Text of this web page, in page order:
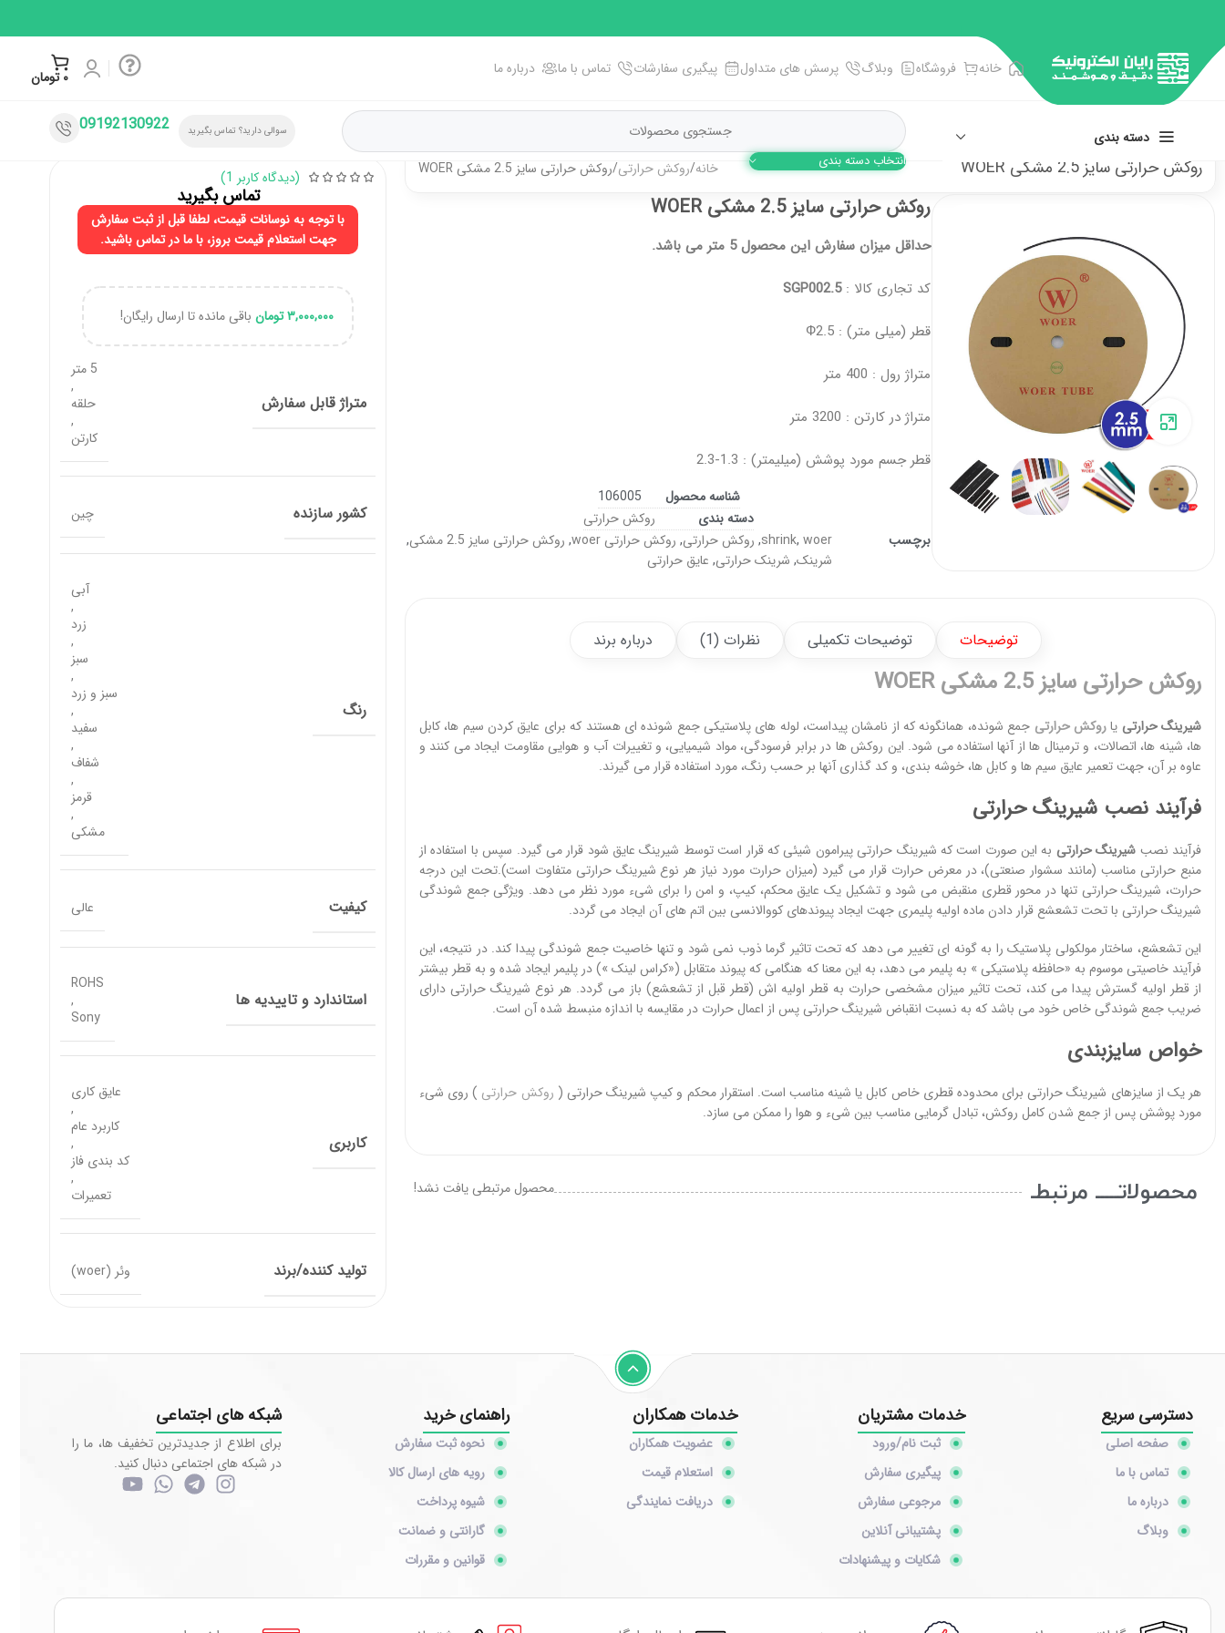
خانه فروشگاه وبلاگ پرسش های متداول پیگیری سفارشات تماس با ما درباره ما ۰ تومان
دسته بندی
پیچ گوشتی ها
تجهیزات اندازه گیری
سوکت و سرسیم زن
فرز و فرچه سیمی
انتخاب دسته بندی
سوالی دارید؟ تماس بگیرید 09192130922
روکش حرارتی سایز 2.5 مشکی WOER خانه روکش حرارتی روکش حرارتی سایز 2.5 مشکی WOER
برای بزرگنمایی کلیک کنید
روکش حرارتی سایز 2.5 مشکی WOER
حداقل میزان سفارش این محصول 5 متر می باشد.
کد تجاری کالا :SGP002.5
قطر (میلی متر) : Ф2.5
متراژ رول : 400 متر
متراژ در کارتن : 3200 متر
قطر جسم مورد پوشش (میلیمتر) : 1.3-2.3
شناسه محصول
106005
دسته بندی
روکش حرارتی
برچسب
shrink,woer
, روکش حرارتی, روکش حرارتی woer , روکش حرارتی سایز 2.5 مشکی
,
شرینک, شرینک حرارتی, عایق حرارتی
توضیحات توضیحات تکمیلی نظرات (1) درباره برند
روکش حرارتی سایز 2.5 مشکی WOER
شیرینگ حرارتی یاروکش حرارتی جمع شونده، همانگونه که از نامشان پیداست، لوله های پلاستیکی جمع شونده ای هستند که برای عایق کردن سیم ها، کابل
ها، شینه ها، اتصالات، و ترمینال ها از آنها استفاده می شود. این روکش ها در برابر فرسودگی، مواد شیمیایی، و تغییرات آب و هوایی مقاومت ایجاد می کنند و
عاوه بر آن، جهت تعمیر عایق سیم ها و کابل ها، خوشه بندی، و کد گذاری آنها بر حسب رنگ، مورد استفاده قرار می گیرند.
فرآیند نصب شیرینگ حرارتی
فرآیند نصب شیرینگ حرارتی به این صورت است که شیرینگ حرارتی پیرامون شیئی که قرار است توسط شیرینگ عایق شود قرار می گیرد. سپس با استفاده از
منبع حرارتی مناسب (مانند سشوار صنعتی)، در معرض حرارت قرار می گیرد (میزان حرارت مورد نیاز هر نوع شیرینگ حرارتی متفاوت است).تحت این درجه
حرارت، شیرینگ حرارتی تنها در محور قطری منقبض می شود و تشکیل یک عایق محکم، کیپ، و امن را برای شیء مورد نظر می دهد. ویژگی جمع شوندگی
شیرینگ حرارتی با تحت تشعشع قرار دادن ماده اولیه پلیمری جهت ایجاد پیوندهای کووالانسی بین اتم های آن ایجاد می گردد.
این تشعشع، ساختار مولکولی پلاستیک را به گونه ای تغییر می دهد که تحت تاثیر گرما ذوب نمی شود و تنها خاصیت جمع شوندگی پیدا کند. در نتیجه، این
فرآیند خاصیتی موسوم به «حافظه پلاستیکی » به پلیمر می دهد، به این معنا که هنگامی که پیوند متقابل («کراس لینک ») در پلیمر ایجاد شده و به قطر بیشتر
از قطر اولیه گسترش پیدا می کند، تحت تاثیر میزان مشخصی حرارت به قطر اولیه اش (قطر قبل از تشعشع) باز می گردد. هر نوع شیرینگ حرارتی دارای
ضریب جمع شوندگی خاص خود می باشد که به نسبت انقباض شیرینگ حرارتی پس از اعمال حرارت در مقایسه با اندازه منبسط شده آن است.
خواص سایزبندی
هر یک از سایزهای شیرینگ حرارتی برای محدوده قطری خاص کابل یا شینه مناسب است. استقرار محکم و کیپ شیرینگ حرارتی ( روکش حرارتی ) روی شیء
مورد پوشش پس از جمع شدن کامل روکش، تبادل گرمایی مناسب بین شیء و هوا را ممکن می سازد.
محصولاتـــــ مرتبطـ محصول مرتبطی یافت نشد!
(دیدگاه کاربر 1
)
تماس بگیرید
با توجه به نوسانات قیمت، لطفا قبل از ثبت سفارش
جهت استعلام قیمت بروز، با ما در تماس باشید.
۳,۰۰۰,۰۰۰تومان باقی مانده تا ارسال رایگان!
متراژ قابل سفارش
5 متر
,
حلقه
,
کارتن
کشور سازنده چین
رنگ
آبی
,
زرد
,
سبز
,
سبز و زرد
,
سفید
,
شفاف
,
قرمز
,
مشکی
کیفیت عالی
استاندارد و تاییدیه ها
ROHS
,
Sony
کاربری
عایق کاری
,
کاربرد عام
,
کد بندی فاز
,
تعمیرات
تولید کننده/برند وئر (woer)
دسترسی سریع
صفحه اصلی
تماس با ما
درباره ما
وبلاگ
خدمات مشتریان
ثبت نام/ورود
پیگیری سفارش
مرجوعی سفارش
پشتیبانی آنلاین
شکایات و پیشنهادات
خدمات همکاران
عضویت همکاران
استعلام قیمت
دریافت نمایندگی
راهنمای خرید
نحوه ثبت سفارش
رویه های ارسال کالا
شیوه پرداخت
گارانتی و ضمانت
قوانین و مقررات
شبکه های اجتماعی
برای اطلاع از جدیدترین تخفیف ها، ما را
در شبکه های اجتماعی دنبال کنید.